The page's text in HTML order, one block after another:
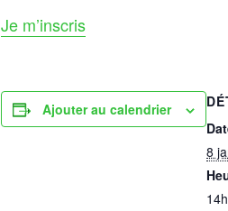
Je m’inscris
Ajouter au calendrier
8